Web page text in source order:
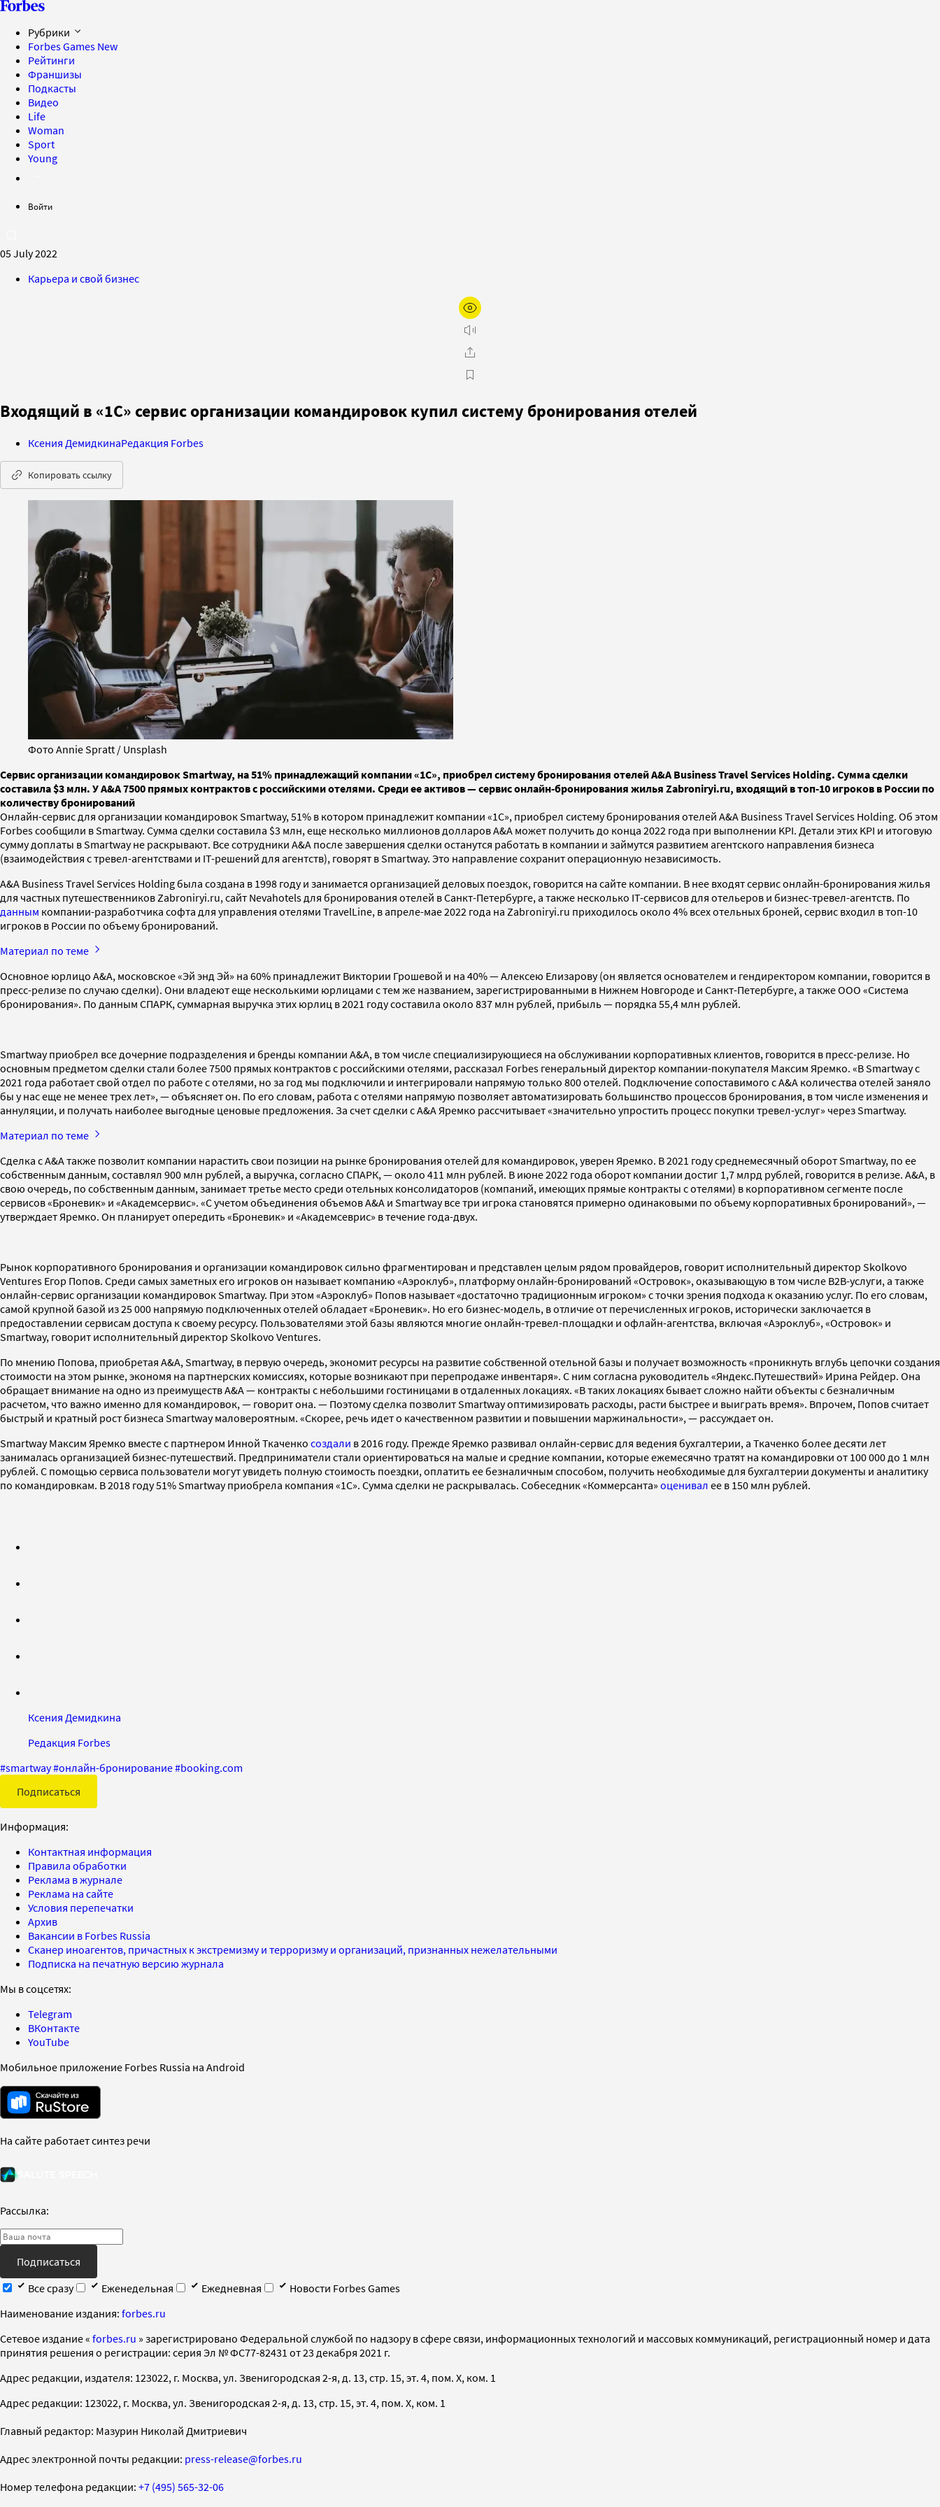
Рубрики
Forbes Games New
Рейтинги
Франшизы
Подкасты
Видео
Life
Woman
Sport
Young
Войти
05 July 2022
Карьера и свой бизнес
Входящий в «1С» сервис организации командировок купил систему бронирования отелей
Ксения ДемидкинаРедакция Forbes
Копировать ссылку
Фото Annie Spratt / Unsplash
Сервис организации командировок Smartway, на 51% принадлежащий компании «1С», приобрел систему бронирования отелей A&A Business Travel Services Holding. Сумма сделки
составила $3 млн. У A&A 7500 прямых контрактов с российскими отелями. Среди ее активов — сервис онлайн-бронирования жилья Zabroniryi.ru, входящий в топ-10 игроков в России по
количеству бронирований
Онлайн-сервис для организации командировок Smartway, 51% в котором принадлежит компании «1С», приобрел систему бронирования отелей A&A Business Travel Services Holding. Об этом
Forbes сообщили в Smartway. Сумма сделки составила $3 млн, еще несколько миллионов долларов A&A может получить до конца 2022 года при выполнении KPI. Детали этих KPI и итоговую
сумму доплаты в Smartway не раскрывают. Все сотрудники A&A после завершения сделки останутся работать в компании и займутся развитием агентского направления бизнеса
(взаимодействия с тревел-агентствами и IT-решений для агентств), говорят в Smartway. Это направление сохранит операционную независимость.
A&A Business Travel Services Holding была создана в 1998 году и занимается организацией деловых поездок, говорится на сайте компании. В нее входят сервис онлайн-бронирования жилья
для частных путешественников Zabroniryi.ru, сайт Nevahotels для бронирования отелей в Санкт-Петербурге, а также несколько IT-сервисов для отельеров и бизнес-тревел-агентств. По
данным компании-разработчика софта для управления отелями TravelLine, в апреле-мае 2022 года на Zabroniryi.ru приходилось около 4% всех отельных броней, сервис входил в топ-10
игроков в России по объему бронирований.
Материал по теме
Основное юрлицо A&A, московское «Эй энд Эй» на 60% принадлежит Виктории Грошевой и на 40% — Алексею Елизарову (он является основателем и гендиректором компании, говорится в
пресс-релизе по случаю сделки). Они владеют еще несколькими юрлицами с тем же названием, зарегистрированными в Нижнем Новгороде и Санкт-Петербурге, а также ООО «Система
бронирования». По данным СПАРК, суммарная выручка этих юрлиц в 2021 году составила около 837 млн рублей, прибыль — порядка 55,4 млн рублей.
Smartway приобрел все дочерние подразделения и бренды компании A&A, в том числе специализирующиеся на обслуживании корпоративных клиентов, говорится в пресс-релизе. Но
основным предметом сделки стали более 7500 прямых контрактов с российскими отелями, рассказал Forbes генеральный директор компании-покупателя Максим Яремко. «В Smartway с
2021 года работает свой отдел по работе с отелями, но за год мы подключили и интегрировали напрямую только 800 отелей. Подключение сопоставимого с A&A количества отелей заняло
бы у нас еще не менее трех лет», — объясняет он. По его словам, работа с отелями напрямую позволяет автоматизировать большинство процессов бронирования, в том числе изменения и
аннуляции, и получать наиболее выгодные ценовые предложения. За счет сделки с A&A Яремко рассчитывает «значительно упростить процесс покупки тревел-услуг» через Smartway.
Материал по теме
Сделка с A&A также позволит компании нарастить свои позиции на рынке бронирования отелей для командировок, уверен Яремко. В 2021 году среднемесячный оборот Smartway, по ее
собственным данным, составлял 900 млн рублей, а выручка, согласно СПАРК, — около 411 млн рублей. В июне 2022 года оборот компании достиг 1,7 млрд рублей, говорится в релизе. A&A, в
свою очередь, по собственным данным, занимает третье место среди отельных консолидаторов (компаний, имеющих прямые контракты с отелями) в корпоративном сегменте после
сервисов «Броневик» и «Академсервис». «С учетом объединения объемов A&A и Smartway все три игрока становятся примерно одинаковыми по объему корпоративных бронирований», —
утверждает Яремко. Он планирует опередить «Броневик» и «Академсеврис» в течение года-двух.
Рынок корпоративного бронирования и организации командировок сильно фрагментирован и представлен целым рядом провайдеров, говорит исполнительный директор Skolkovo
Ventures Егор Попов. Среди самых заметных его игроков он называет компанию «Аэроклуб», платформу онлайн-бронирований «Островок», оказывающую в том числе B2B-услуги, а также
онлайн-сервис организации командировок Smartway. При этом «Аэроклуб» Попов называет «достаточно традиционным игроком» с точки зрения подхода к оказанию услуг. По его словам,
самой крупной базой из 25 000 напрямую подключенных отелей обладает «Броневик». Но его бизнес-модель, в отличие от перечисленных игроков, исторически заключается в
предоставлении сервисам доступа к своему ресурсу. Пользователями этой базы являются многие онлайн-тревел-площадки и офлайн-агентства, включая «Аэроклуб», «Островок» и
Smartway, говорит исполнительный директор Skolkovo Ventures.
По мнению Попова, приобретая А&A, Smartway, в первую очередь, экономит ресурсы на развитие собственной отельной базы и получает возможность «проникнуть вглубь цепочки создания
стоимости на этом рынке, экономя на партнерских комиссиях, которые возникают при перепродаже инвентаря». С ним согласна руководитель «Яндекс.Путешествий» Ирина Рейдер. Она
обращает внимание на одно из преимуществ А&A — контракты с небольшими гостиницами в отдаленных локациях. «В таких локациях бывает сложно найти объекты с безналичным
расчетом, что важно именно для командировок, — говорит она. — Поэтому сделка позволит Smartway оптимизировать расходы, расти быстрее и выиграть время». Впрочем, Попов считает
быстрый и кратный рост бизнеса Smartway маловероятным. «Скорее, речь идет о качественном развитии и повышении маржинальности», — рассуждает он.
Smartway Максим Яремко вместе с партнером Инной Ткаченко создали в 2016 году. Прежде Яремко развивал онлайн-сервис для ведения бухгалтерии, а Ткаченко более десяти лет
занималась организацией бизнес-путешествий. Предприниматели стали ориентироваться на малые и средние компании, которые ежемесячно тратят на командировки от 100 000 до 1 млн
рублей. С помощью сервиса пользователи могут увидеть полную стоимость поездки, оплатить ее безналичным способом, получить необходимые для бухгалтерии документы и аналитику
по командировкам. В 2018 году 51% Smartway приобрела компания «1С». Сумма сделки не раскрывалась. Собеседник «Коммерсанта» оценивал ее в 150 млн рублей.
Ксения Демидкина
Редакция Forbes
#smartway#онлайн-бронирование#booking.com
Подписаться
Информация:
Контактная информация
Правила обработки
Реклама в журнале
Реклама на сайте
Условия перепечатки
Архив
Вакансии в Forbes Russia
Сканер иноагентов, причастных к экстремизму и терроризму и организаций, признанных нежелательными
Подписка на печатную версию журнала
Мы в соцсетях:
Telegram
ВКонтакте
YouTube
Мобильное приложение Forbes Russia на Android
На сайте работает синтез речи
Рассылка:
Подписаться
Все сразу
Еженедельная Ежедневная
Новости Forbes Games
Наименование издания: forbes.ru
Cетевое издание « forbes.ru » зарегистрировано Федеральной службой по надзору в сфере связи, информационных технологий и массовых коммуникаций, регистрационный номер и дата
принятия решения о регистрации: серия Эл № ФС77-82431 от 23 декабря 2021 г.
Адрес редакции, издателя: 123022, г. Москва, ул. Звенигородская 2-я, д. 13, стр. 15, эт. 4, пом. X, ком. 1
Адрес редакции: 123022, г. Москва, ул. Звенигородская 2-я, д. 13, стр. 15, эт. 4, пом. X, ком. 1
Главный редактор: Мазурин Николай Дмитриевич
Адрес электронной почты редакции: press-release@forbes.ru
Номер телефона редакции: +7 (495) 565-32-06